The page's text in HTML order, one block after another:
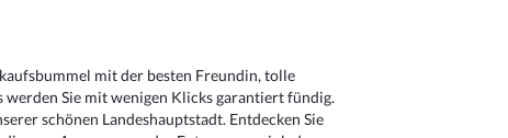
mit der besten Freundin, tolle
Sie mit wenigen Klicks garantiert fündig.
schönen Landeshauptstadt. Entdecken Sie